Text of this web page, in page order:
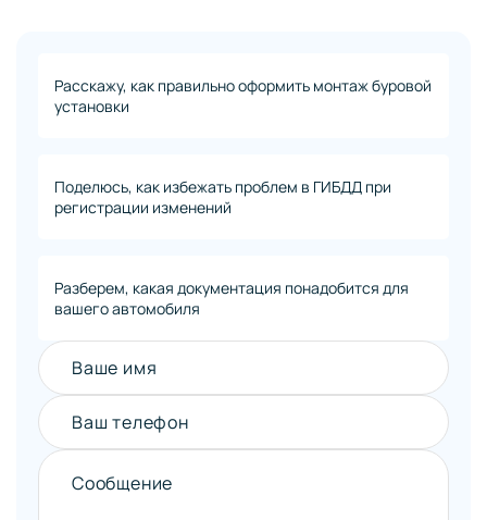
Расскажу, как правильно оформить монтаж буровой
установки
Поделюсь, как избежать проблем в ГИБДД при
регистрации изменений
Разберем, какая документация понадобится для
вашего автомобиля
Ваше имя
Ваш телефон
Сообщение